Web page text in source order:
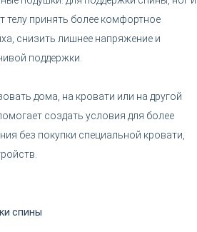
телу принять более комфортное
снизить лишнее напряжение и
поддержки.
дома, на кровати или на другой
создать условия для более
без покупки специальной кровати,
спины